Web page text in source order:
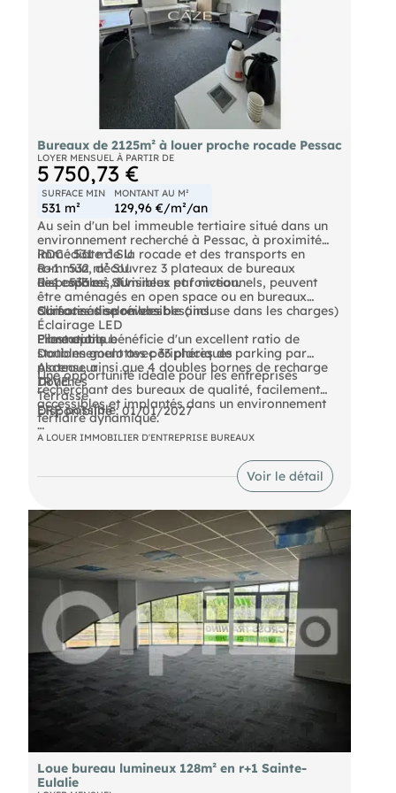
Honoraire de rédaction d'acte et d'état des lieux à
prévoir en sus.
- Loyer annuel : 15000 € NET HC
- Charges annuelles : 1068 €
- Taxe foncière : 970 € Preneur
- Honoraires : 30% HT à la charge du preneur (soit
4 500,00 € HT)
Bureaux de 2125m² à louer proche rocade Pessac
LOYER MENSUEL À PARTIR DE
5 750,73 €
SURFACE MIN
531 m²
MONTANT AU M²
129,96 €/m²/an
Au sein d'un bel immeuble tertiaire situé dans un
environnement recherché à Pessac, à proximité
immédiate de la rocade et des transports en
commun, découvrez 3 plateaux de bureaux
disponibles, divisibles par niveau.
Surfaces disponibles
RDC : 531 m² SU
R+1 : 532 m² SU
R+1 : 533 m² SU
Les espaces, lumineux et fonctionnels, peuvent
être aménagés en open space ou en bureaux
cloisonnés selon vos besoins.
Prestations
Climatisation réversible (incluse dans les charges)
Éclairage LED
Fibre optique
Doubles goulottes périphériques
Ascenseur
Douches
Terrasse
ERP possible
L'immeuble bénéficie d'un excellent ratio de
stationnement avec 33 places de parking par
plateau, ainsi que 4 doubles bornes de recharge
IRVE.
Une opportunité idéale pour les entreprises
recherchant des bureaux de qualité, facilement
accessibles et implantés dans un environnement
tertiaire dynamique.
Disponibilité : 01/01/2027
N'hésitez pas à nous contacter pour obtenir
Nous serons ravis de vous accompagner dans
votre projet immobilier.
A LOUER IMMOBILIER D'ENTREPRISE BUREAUX
Voir le détail
Loue bureau lumineux 128m² en r+1 Sainte-
Eulalie